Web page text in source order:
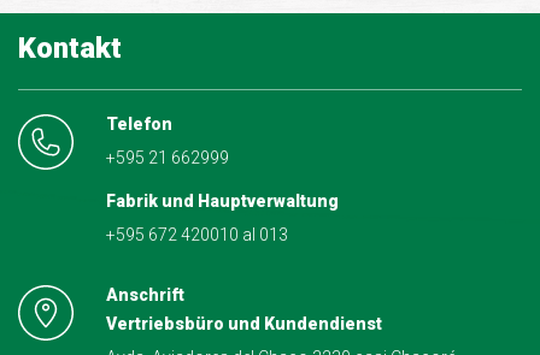
Kontakt
Telefon
+595 21 662999
Fabrik und Hauptverwaltung
+595 672 420010 al 013
Anschrift
Vertriebsbüro und Kundendienst